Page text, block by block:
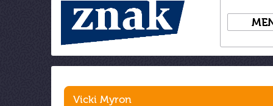
Vicki Myron